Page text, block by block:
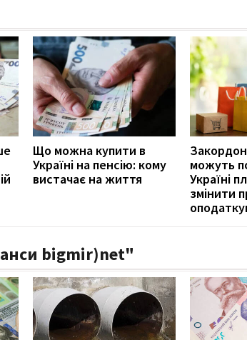
Що можна купити в
Україні на пенсію: кому
вистачає на життя
можуть
Україні
змінити
bigmir)net"